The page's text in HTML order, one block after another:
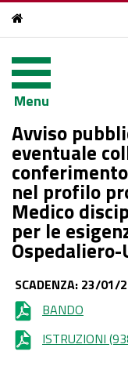
conferimento di
di Dirigente Medico
dell’Azienda
Menu
Avviso
eventuale
nel profilo
Medico
per le
SCADENZA: 23/01/
BANDO
ISTRUZIONI